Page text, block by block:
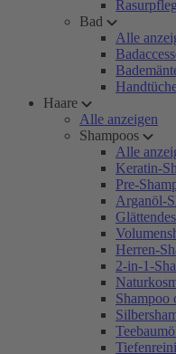
Bad
Alle
Haare
Alle anzeigen
Shampoos
Alle
Keratin-
Pre-
Arganöl-
Herren-
2-in-1-
Shampoo